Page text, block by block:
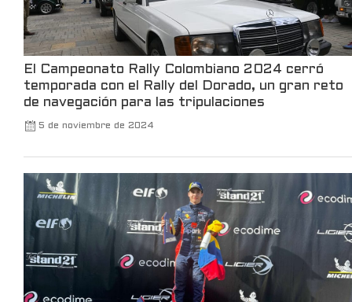
Kalshi Traders @kalshitrade · 3 Mar
Kalshi is launching the first-ever
luxury watch market, in partnership
with Bezel.
For the first time, you can trade your
view on watches, without owning one.
Only on Kalshi.
Robinhood @robinhoodapp 3 Mar
Take a trip back to the TWA Hotel to
see all the announcements made at
Robinhood Presents Take Flight.
660
El Campeonato Rally Colombiano 2024 cerró
temporada con el Rally del Dorado, un gran reto
de navegación para las tripulaciones
5 de noviembre de 2024